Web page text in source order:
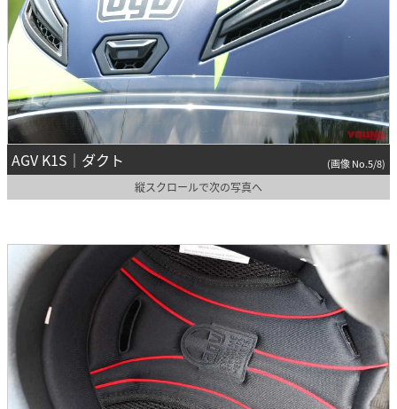
AGV K1S｜ダクト (画像 No.5/8)
縦スクロールで次の写真へ